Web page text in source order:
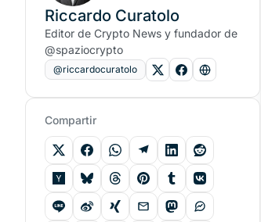
Riccardo Curatolo
Editor de Crypto News y fundador de
@spaziocrypto
@riccardocuratolo
Compartir